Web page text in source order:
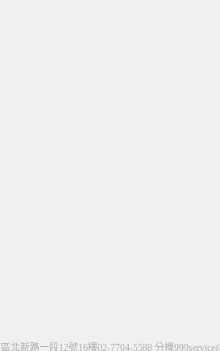
北新路一段12號16樓02-7704-5588 分機999